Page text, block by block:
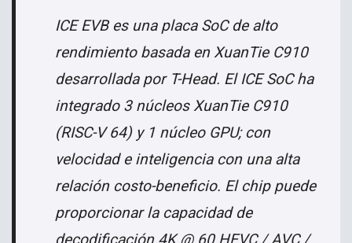
ICE EVB es una placa SoC de alto
rendimiento basada en XuanTie C910
desarrollada por T-Head. El ICE SoC ha
integrado 3 núcleos XuanTie C910
(RISC-V 64) y 1 núcleo GPU; con
velocidad e inteligencia con una alta
relación costo-beneficio. El chip puede
proporcionar la capacidad de
decodificación 4K @ 60 HEVC / AVC /